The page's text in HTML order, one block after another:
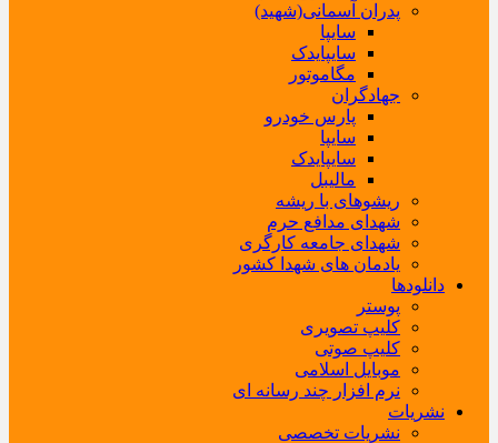
پدران آسمانی(شهید)
سایپا
سایپایدک
مگاموتور
جهادگران
پارس خودرو
سایپا
سایپایدک
مالیبل
ریشوهای با ریشه
شهدای مدافع حرم
شهدای جامعه کارگری
یادمان های شهدا کشور
دانلودها
پوستر
کلیپ تصویری
کلیپ صوتی
موبایل اسلامی
نرم افزار چند رسانه ای
نشریات
نشریات تخصصی